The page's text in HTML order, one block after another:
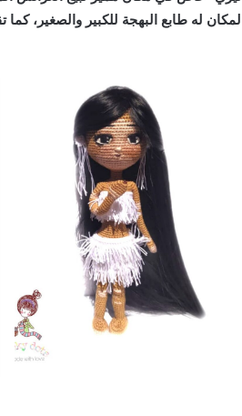
له طابع البهجة للكبير والصغير، كما